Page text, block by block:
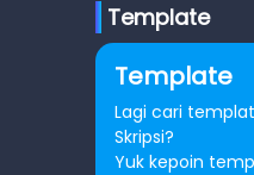
Template
Template
Lagi cari
Skripsi?
Yuk kepoin